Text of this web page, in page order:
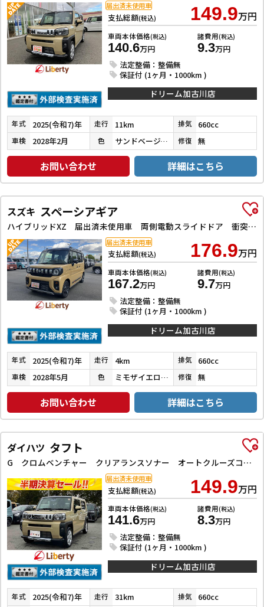
支払総額(税込) 149.9万円
車両本体価格(税込)
140.6万円
諸費用(税込)
9.3万円
法定整備：整備無
保証付 (1ヶ月・1000km )
届出済未使用車
ドリーム加古川店
年式 2025(令和7)年 走行 11km 排気 660cc
車検 2028年2月 色 サンドベージュメタリック 修復 無
お問い合わせ 詳細はこちら
スズキ スペーシアギア
ハイブリッドXZ 届出済未使用車 両側電動スライドドア 衝突被害軽減ブレーキ アダプティブクルーズコントロール 電子パーキング オートブレーキホールド アルミホイール LEDヘッドライト ルーフレール シートヒーター
支払総額(税込) 176.9万円
車両本体価格(税込)
167.2万円
諸費用(税込)
9.7万円
法定整備：整備無
保証付 (1ヶ月・1000km )
届出済未使用車
ドリーム加古川店
年式 2025(令和7)年 走行 4km 排気 660cc
車検 2028年5月 色 ミモザイエローＰＭ ガンメタ ２トーンルーフ 修復 無
お問い合わせ 詳細はこちら
ダイハツ タフト
G クロムベンチャー クリアランスソナー オートクルーズコントロール 衝突被害軽減システム オートライト スマートキー アイドリングストップ 電動格納ミラー シートヒーター CVT ESC アルミホイール エアコン
支払総額(税込) 149.9万円
車両本体価格(税込)
141.6万円
諸費用(税込)
8.3万円
法定整備：整備無
保証付 (1ヶ月・1000km )
届出済未使用車
ドリーム加古川店
年式 2025(令和7)年 走行 31km 排気 660cc